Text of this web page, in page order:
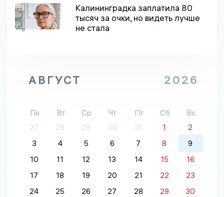
Калининградка заплатила 80
тысяч за очки, но видеть лучше
не стала
АВГУСТ 2026
Пн Вт Ср Чт Пт Сб
Вс
27
28 29 30 31 1
2
3
4 5 6 7 8
9
10
11 12 13 14 15
16
17
18 19 20 21 22
23
24
25 26 27 28 29
30